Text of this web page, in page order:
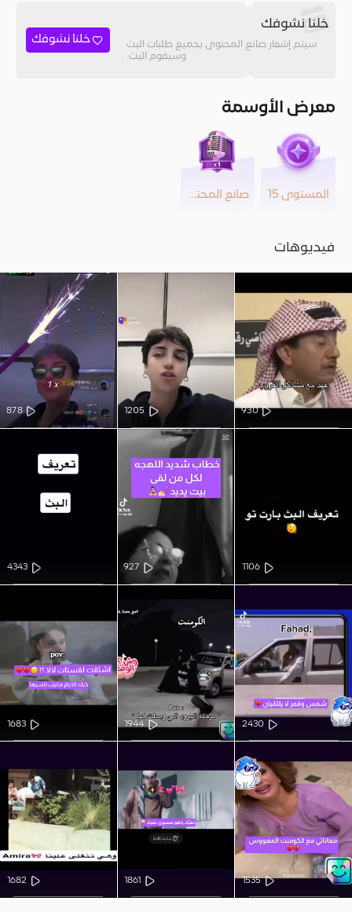
خلنا نشوفك
سيتم إشعار صانع المحتوى بجميع طلبات البث
وسيقوم البث.
خلنا نشوفك
معرض الأوسمة
المستوى 15 صانع المحتوى
فيديوهات
930
1205
878
1106
927
4343
2430
1944
1683
1535
1861
1682